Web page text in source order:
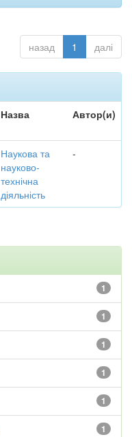
назад 1 далі
Назва Автор(и)
Наукова та
науково-
технічна
діяльність
-
1
1
1
1
1
1